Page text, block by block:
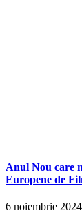
Anul Nou care
Europene de
6 noiembrie 2024